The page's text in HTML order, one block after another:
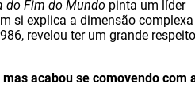
do Fim do Mundo pinta um líder
si explica a dimensão complexa
revelou ter um grande
acabou se comovendo com